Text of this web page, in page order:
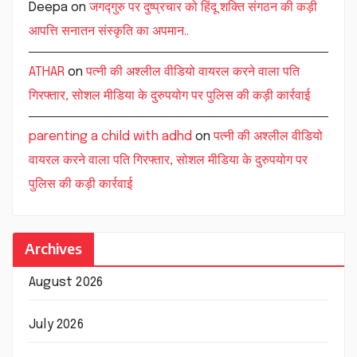
Deepa onजगद्गुरु पर दुष्प्रचार को हिंदू शक्ति संगठन की कड़ी
आपत्ति सनातन संस्कृति का अपमान..
ATHAR onपत्नी की अश्लील वीडियो वायरल करने वाला पति
गिरफ्तार, सोशल मीडिया के दुरुपयोग पर पुलिस की कड़ी कार्रवाई
parenting a child with adhd onपत्नी की अश्लील वीडियो
वायरल करने वाला पति गिरफ्तार, सोशल मीडिया के दुरुपयोग पर
पुलिस की कड़ी कार्रवाई
Archives
August 2026
July 2026